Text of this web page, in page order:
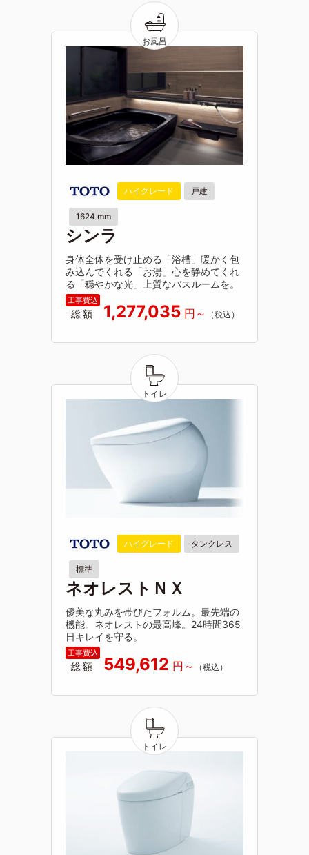
ハイグレード 戸建
1624 mm
シンラ
身体全体を受け止める「浴槽」暖かく包
み込んでくれる「お湯」心を静めてくれ
る「穏やかな光」上質なバスルームを。
総額 1,277,035
ハイグレード タンクレス
標準
ネオレストＮＸ
優美な丸みを帯びたフォルム。最先端の
機能。ネオレストの最高峰。24時間365
日キレイを守る。
総額 549,612